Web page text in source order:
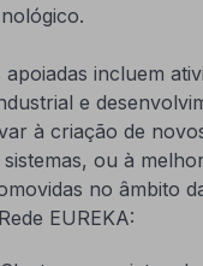
incluem
e
à criação de
ou à
no âmbito
EUREKA: